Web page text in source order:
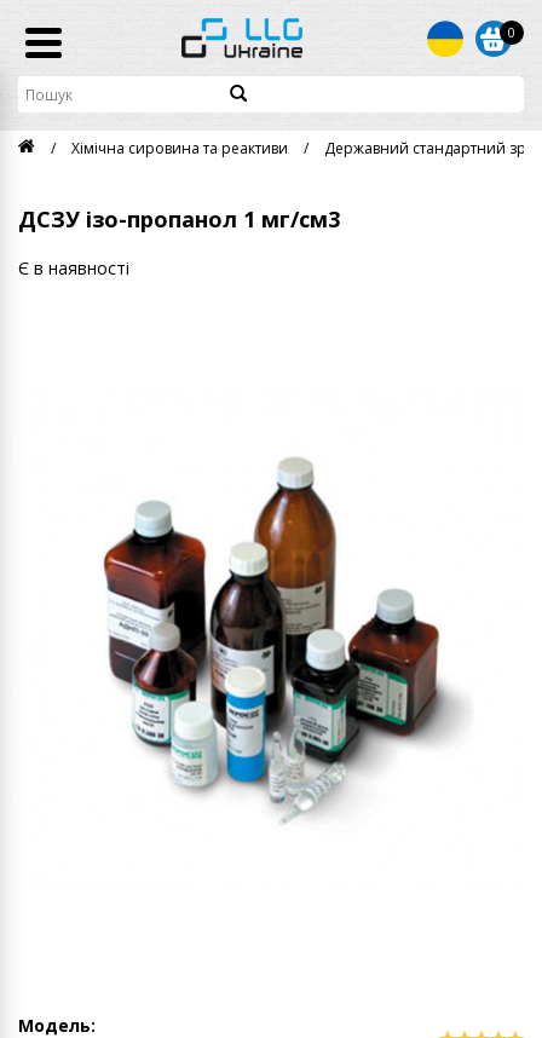
0
Хімічна сировина та реактиви Державний стандартний
ДСЗУ ізо-пропанол 1 мг/см3
Є в наявності
Модель: